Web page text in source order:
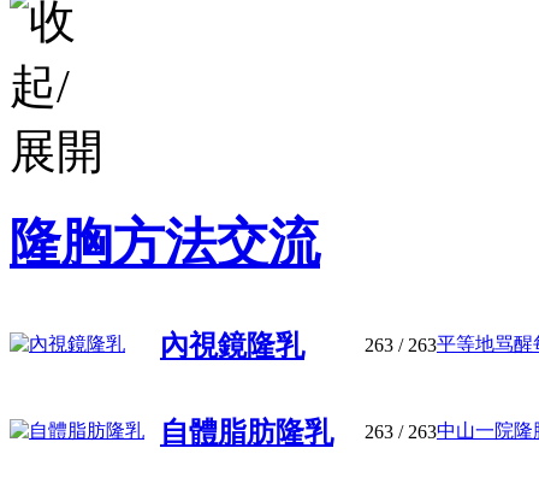
隆胸方法交流
內視鏡隆乳 263 / 263平等地骂醒
自體脂肪隆乳 263 / 263中山一院隆